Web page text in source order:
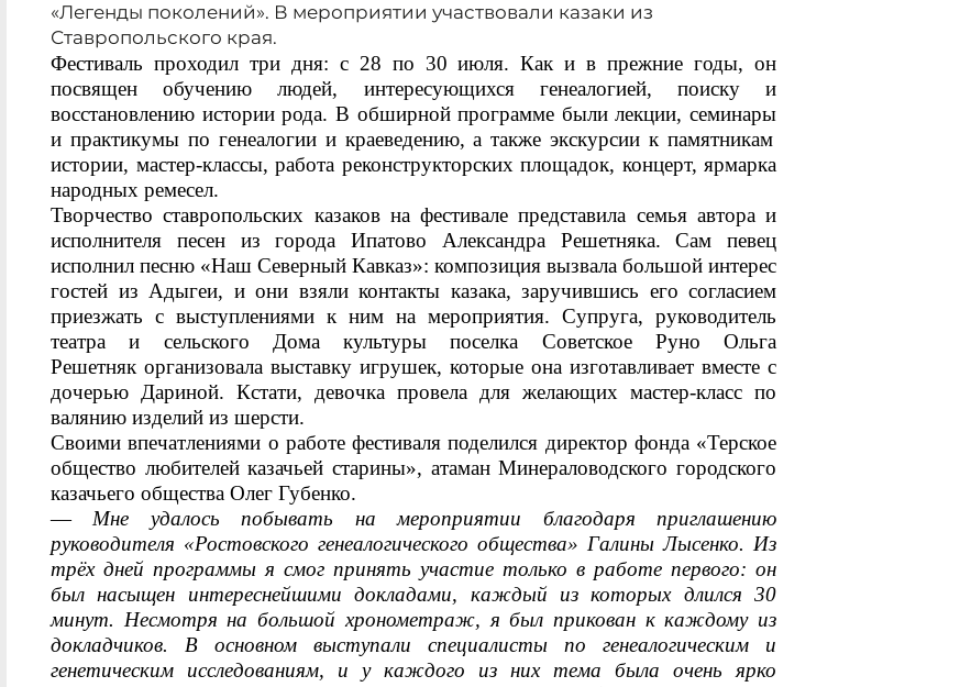
«Легенды поколений». В мероприятии участвовали казаки из
Ставропольского края.
Фестиваль проходил три дня: с 28 по 30 июля. Как и в прежние годы, он
посвящен обучению людей, интересующихся генеалогией, поиску и
восстановлению истории рода. В обширной программе былилекции, семинары
и практикумы по генеалогии и краеведению, а также экскурсии к памятникам
истории, мастер-классы, работа реконструкторскихплощадок, концерт, ярмарка
народных ремесел.
Творчество ставропольских казаков на фестивале представила семья автора и
исполнителя песен из города Ипатово Александра Решетняка.Сам певец
исполнил песню «Наш Северный Кавказ»: композиция вызвала большой интерес
гостей из Адыгеи, и они взяли контакты казака, заручившись его согласием
приезжать с выступлениями к ним на мероприятия. Супруга, руководитель
театра и сельского Дома культуры поселка Советское Руно Ольга
Решетняк организовала выставку игрушек, которые она изготавливает вместе с
дочерью Дариной. Кстати, девочка провела для желающих мастер-класс по
валянию изделий из шерсти.
Своими впечатлениями о работе фестиваля поделился директор фонда «Терское
общество любителей казачьей старины», атаман Минераловодского городского
казачьего общества Олег Губенко.
—
Мне удалось побывать на мероприятии
благодаря приглашению
руководителя «Ростовского генеалогического общества» Галины Лысенко. Из
трёх дней программы я смог принять участие только в работе первого: он
был насыщен интереснейшими докладами, каждый из которых длился 30
минут. Несмотря на большой хронометраж, я был прикован к каждому из
докладчиков. В основном выступали специалисты по генеалогическим и
генетическим исследованиям, и у каждого из них тема была очень ярко